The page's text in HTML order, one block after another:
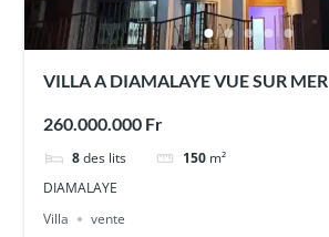
VILLA A DIAMALAYE VUE SUR MER
260.000.000 Fr
8 des lits 150 m²
DIAMALAYE
Villa
vente